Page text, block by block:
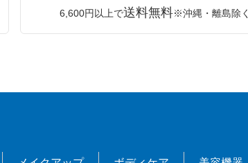
6,600円以上で送料無料※沖縄・離島除く